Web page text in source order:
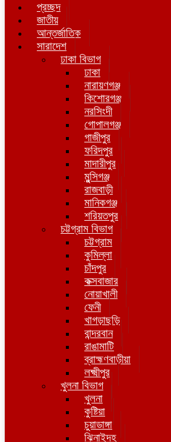
প্রচ্ছদ
জাতীয়
আন্তর্জাতিক
সারাদেশ
ঢাকা বিভাগ
ঢাকা
নারায়ণগঞ্জ
কিশোরগঞ্জ
নরসিংদী
গোপালগঞ্জ
গাজীপুর
ফরিদপুর
মাদারীপুর
মুন্সিগঞ্জ
রাজবাড়ী
মানিকগঞ্জ
শরিয়তপুর
চট্টগ্রাম বিভাগ
চট্টগ্রাম
কুমিল্লা
চাঁদপুর
কক্সবাজার
নোয়াখালী
ফেনী
খাগড়াছড়ি
বান্দরবান
রাঙামাটি
ব্রাহ্মণবাড়ীয়া
লক্ষ্মীপুর
খুলনা বিভাগ
খুলনা
কুষ্টিয়া
চুয়াডাঙ্গা
ঝিনাইদহ